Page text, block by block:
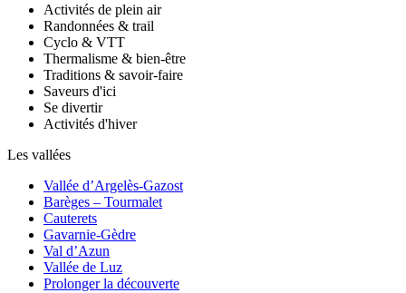
Activités de plein air
Randonnées & trail
Cyclo & VTT
Thermalisme & bien-être
Traditions & savoir-faire
Saveurs d'ici
Se divertir
Activités d'hiver
Les vallées
Vallée d’Argelès-Gazost
Barèges – Tourmalet
Cauterets
Gavarnie-Gèdre
Val d’Azun
Vallée de Luz
Prolonger la découverte